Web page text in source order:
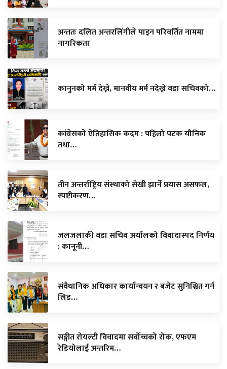
अन्ततः दलित अन्तरलिंगीले पाइन परिवर्तित नाममा
नागरिकता
कानुनको मर्म देख्ने, मानवीय मर्म नदेख्ने वडा सचिवको…
कांग्रेसको ऐतिहासिक कदम : पहिलो पटक यौनिक
तथा…
तीन अन्तर्राष्ट्रिय संस्थाको सेखी झार्ने प्रयास असफल,
स्पष्टीकरण…
जलजलाकी वडा सचिव अर्यालको विवादास्पद निर्णय
: कानूनी…
संवैधानिक अधिकार कार्यान्वयन र बजेट सुनिश्चित गर्न
लिड…
सङ्गीत रोयल्टी विवादमा सर्वोच्चको रोक, एफएम
रेडियोलाई अन्तरिम…